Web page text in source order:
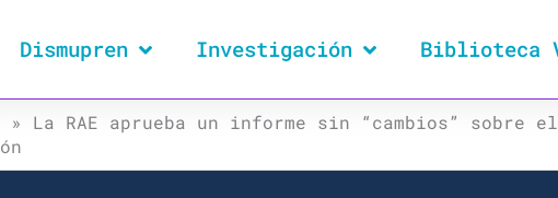
Dismupren Investigación Biblioteca
» La RAE aprueba un informe sin “cambios” sobre